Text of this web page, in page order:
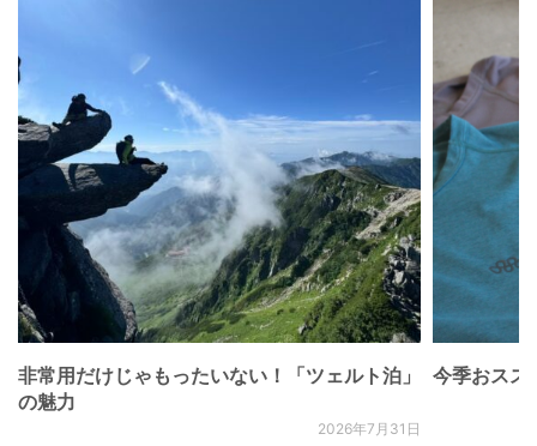
非常用だけじゃもったいない！「ツェルト泊」
の魅力
2026年7月31日
今季おスス